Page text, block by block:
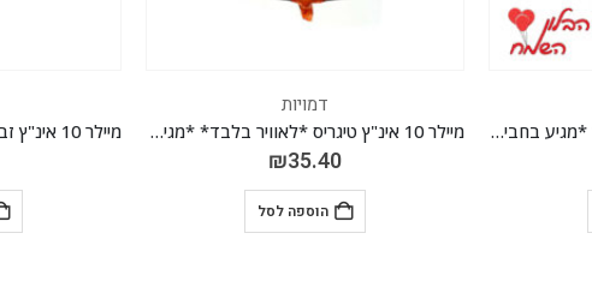
מיילר 10 אינ"ץ טיגריס *לאוויר בלבד* *מגיע בחבילה 10 יח'*
דמויות
מיילר 10 אינ"ץ זברה *לאוויר בלבד* *מגיע בחבילה 10 יח'*
₪35.40
הוספה לסל